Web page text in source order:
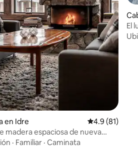
en Idre Calificación
4.9 (81)
madera espaciosa de nueva
con 12 camas
· Familiar · Caminata
El